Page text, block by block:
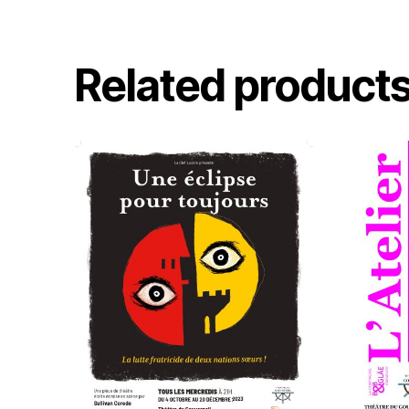
Related